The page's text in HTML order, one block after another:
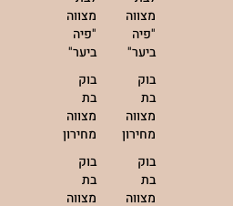
מצווה
"פיה
ביער"
בוק
בת
מצווה
מחירון
בוק
בת
מצווה
מצווה
"פיה
ביער"
בוק
בת
מצווה
מחירון
בוק
בת
מצווה